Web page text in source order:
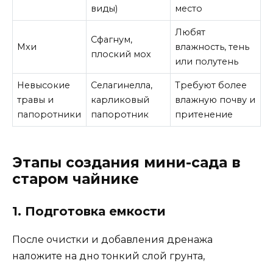
виды)
место
Мхи
Сфагнум,
плоский мох
Любят
влажность, тень
или полутень
Невысокие
травы и
папоротники
Селагинелла,
карликовый
папоротник
Требуют более
влажную почву и
притенение
Этапы создания мини-сада в
старом чайнике
1. Подготовка емкости
После очистки и добавления дренажа
наложите на дно тонкий слой грунта,